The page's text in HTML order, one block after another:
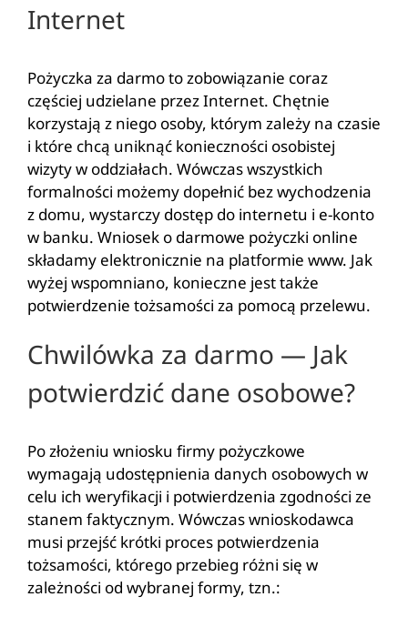
Internet
Pożyczka za darmo to zobowiązanie coraz
częściej udzielane przez Internet. Chętnie
korzystają z niego osoby, którym zależy na czasie
i które chcą uniknąć konieczności osobistej
wizyty w oddziałach. Wówczas wszystkich
formalności możemy dopełnić bez wychodzenia
z domu, wystarczy dostęp do internetu i e-konto
w banku. Wniosek o darmowe pożyczki online
składamy elektronicznie na platformie www. Jak
wyżej wspomniano, konieczne jest także
potwierdzenie tożsamości za pomocą przelewu.
Chwilówka za darmo — Jak
potwierdzić dane osobowe?
Po złożeniu wniosku firmy pożyczkowe
wymagają udostępnienia danych osobowych w
celu ich weryfikacji i potwierdzenia zgodności ze
stanem faktycznym. Wówczas wnioskodawca
musi przejść krótki proces potwierdzenia
tożsamości, którego przebieg różni się w
zależności od wybranej formy, tzn.: